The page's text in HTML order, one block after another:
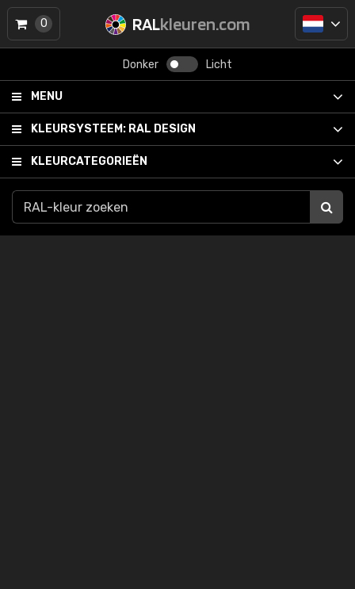
RALkleuren.com
Donker Licht
MENU
KLEURSYSTEEM: RAL DESIGN
KLEURCATEGORIEËN
0